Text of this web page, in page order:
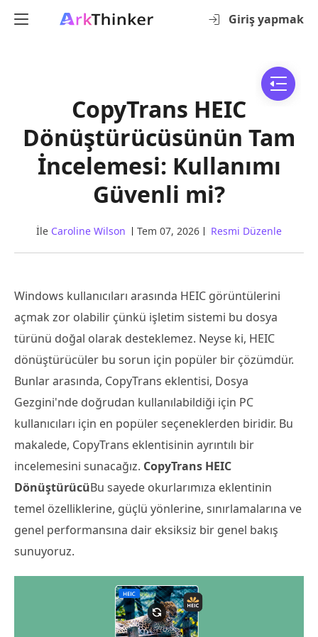
Giriş yapmak
CopyTrans HEIC
Dönüştürücüsünün Tam
İncelemesi: Kullanımı
Güvenli mi?
İle Caroline Wilson Tem 07, 2026 Resmi Düzenle
Windows kullanıcıları arasında HEIC görüntülerini
açmak zor olabilir çünkü işletim sistemi bu dosya
türünü doğal olarak desteklemez. Neyse ki, HEIC
dönüştürücüler bu sorun için popüler bir çözümdür.
Bunlar arasında, CopyTrans eklentisi, Dosya
Gezgini'nde doğrudan kullanılabildiği için PC
kullanıcıları için en popüler seçeneklerden biridir. Bu
makalede, CopyTrans eklentisinin ayrıntılı bir
incelemesini sunacağız. CopyTrans HEIC
DönüştürücüBu sayede okurlarımıza eklentinin
temel özelliklerine, güçlü yönlerine, sınırlamalarına ve
genel performansına dair eksiksiz bir genel bakış
sunuyoruz.